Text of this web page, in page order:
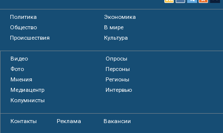
Политика
Экономика
Общество
В мире
Происшествия
Культура
Видео
Опросы
Фото
Персоны
Мнения
Регионы
Медиацентр
Интервью
Колумнисты
Контакты Реклама Вакансии